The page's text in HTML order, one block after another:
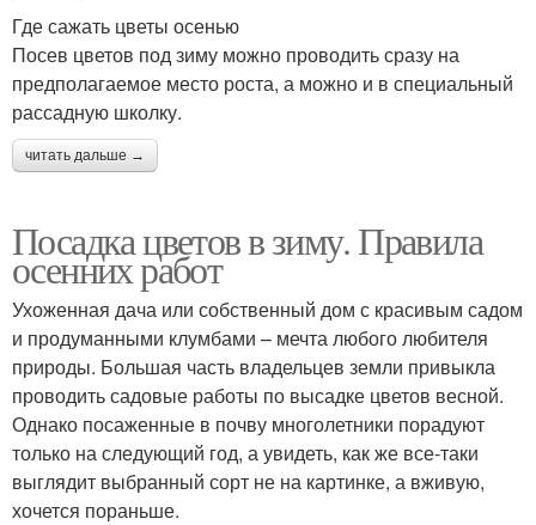
Где сажать цветы осенью
Посев цветов под зиму можно проводить сразу на
предполагаемое место роста, а можно и в специальный
рассадную школку.
читать дальше →
Посадка цветов в зиму. Правила
осенних работ
Ухоженная дача или собственный дом с красивым садом
и продуманными клумбами – мечта любого любителя
природы. Большая часть владельцев земли привыкла
проводить садовые работы по высадке цветов весной.
Однако посаженные в почву многолетники порадуют
только на следующий год, а увидеть, как же все-таки
выглядит выбранный сорт не на картинке, а вживую,
хочется пораньше.